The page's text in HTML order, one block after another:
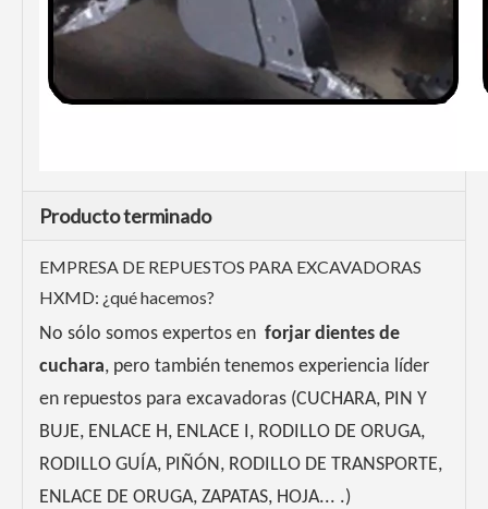
Producto terminado
EMPRESA DE REPUESTOS PARA EXCAVADORAS
HXMD: ¿qué hacemos?
No sólo somos expertos en forjar dientes de
cuchara, pero también tenemos experiencia líder
en repuestos para excavadoras (CUCHARA, PIN Y
BUJE, ENLACE H, ENLACE I, RODILLO DE ORUGA,
RODILLO GUÍA, PIÑÓN, RODILLO DE TRANSPORTE,
ENLACE DE ORUGA, ZAPATAS, HOJA... .)